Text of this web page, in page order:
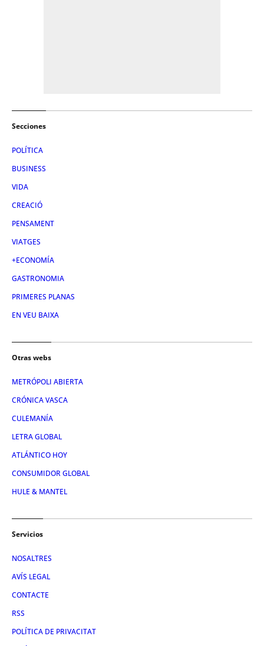
Secciones
POLÍTICA
BUSINESS
VIDA
CREACIÓ
PENSAMENT
VIATGES
+ECONOMÍA
GASTRONOMIA
PRIMERES PLANAS
EN VEU BAIXA
Otras webs
METRÓPOLI ABIERTA
CRÓNICA VASCA
CULEMANÍA
LETRA GLOBAL
ATLÁNTICO HOY
CONSUMIDOR GLOBAL
HULE & MANTEL
Servicios
NOSALTRES
AVÍS LEGAL
CONTACTE
RSS
POLÍTICA DE PRIVACITAT